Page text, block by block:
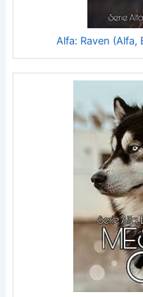
Alfa: Raven (Alfa,